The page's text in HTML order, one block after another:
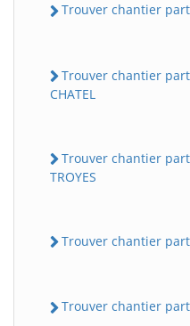
Trouver chantier
Trouver chantier
CHATEL
Trouver chantier
TROYES
Trouver chantier
Trouver chantier